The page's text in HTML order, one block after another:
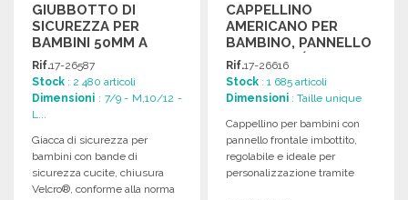
GIUBBOTTO DI
SICUREZZA PER
BAMBINI 50MM A
PREZZI
ALL'INGROSSO
Rif.17-26587
Stock : 2 480 articoli
Dimensioni : 7/9 - M,10/12 -
L...
Giacca di sicurezza per
bambini con bande di
sicurezza cucite, chiusura
Velcro®, conforme alla norma
CAPPELLINO
AMERICANO PER
BAMBINO, PANNELLO
MATELASSÉ
Rif.17-26616
Stock : 1 685 articoli
Dimensioni : Taille unique
Cappellino per bambini con
pannello frontale imbottito,
regolabile e ideale per
personalizzazione tramite